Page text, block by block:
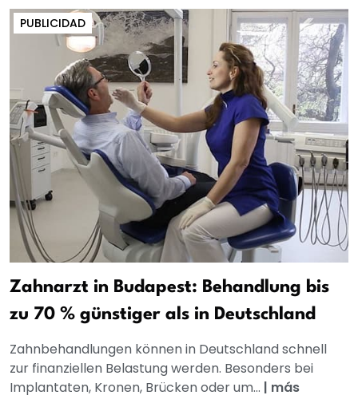
PUBLICIDAD
Zahnarzt in Budapest: Behandlung bis
zu 70 % günstiger als in Deutschland
Zahnbehandlungen können in Deutschland schnell
zur finanziellen Belastung werden. Besonders bei
Implantaten, Kronen, Brücken oder um... | más